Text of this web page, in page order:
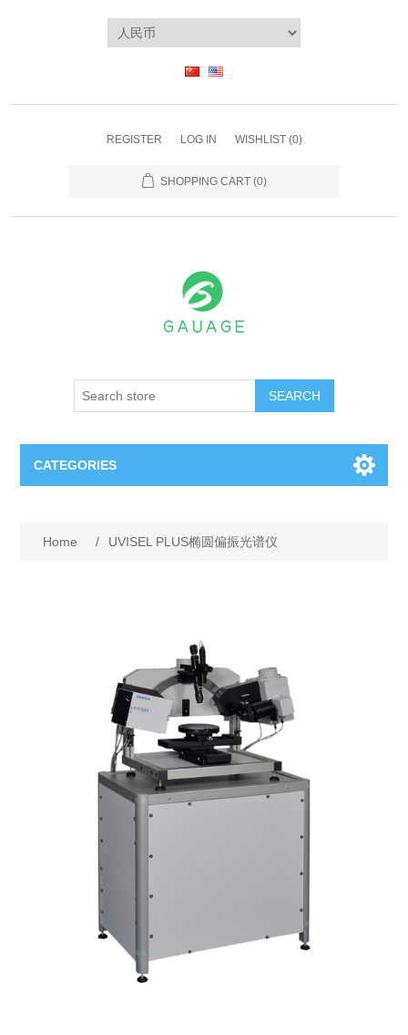
REGISTER LOG IN WISHLIST (0)
SHOPPING CART (0)
SEARCH
CATEGORIES
OCT 平衡探测器
OCT数据采集卡
OCT（光学相干断层扫描）整机
OCT 光源单元
OCT干涉仪单元
OCT扫描系统
Minority Carrier Lifetime Tester
电阻率测试仪
透光率测试仪
椭偏仪（Ellipsometer）
光能评价设备
Semiconductor Equipment
Plasma Etching Equipment
Physical Vapor Deposition (PVD) Equipment
立式炉管设备
Ingot Inspection
氧碳分析仪
X射线晶体定向仪
Perovskite Solar Cell
Light source for semiconductor equipment
Holoeye空间光调制器
Service Maintenance Calibration
ECV spare parts
Home / UVISEL PLUS椭圆偏振光谱仪